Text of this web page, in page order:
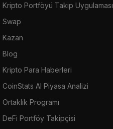
Kripto Portföyü Takip Uygulaması
Swap
Kazan
Blog
Kripto Para Haberleri
CoinStats AI Piyasa Analizi
Ortaklık Programı
DeFi Portföy Takipçisi